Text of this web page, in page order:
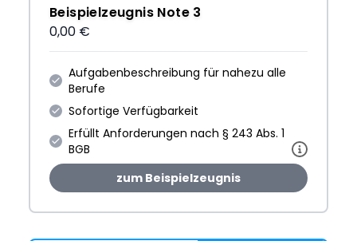
Beispielzeugnis Note 3
0,00 €
Aufgabenbeschreibung für nahezu alle
Berufe
Sofortige Verfügbarkeit
Erfüllt Anforderungen nach § 243 Abs. 1
BGB
zum Beispielzeugnis